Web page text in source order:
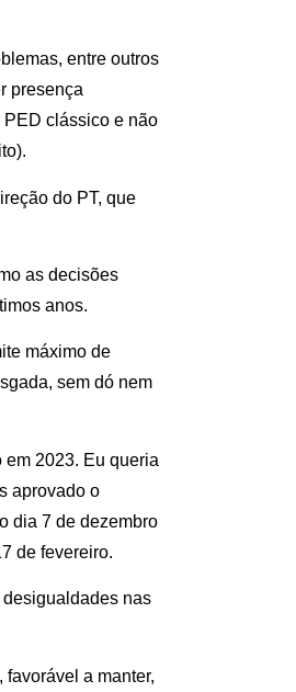
entre outros
presença
PED clássico e não
do PT, que
as decisões
anos.
máximo de
sem dó nem
2023. Eu queria
aprovado o
dia 7 de dezembro
de fevereiro.
nas
a manter,